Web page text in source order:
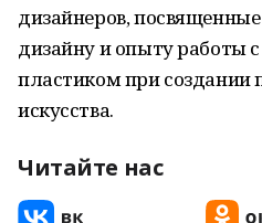
дизайнеров,
дизайну и опыту работы
пластиком при создании
искусства.
Читайте нас